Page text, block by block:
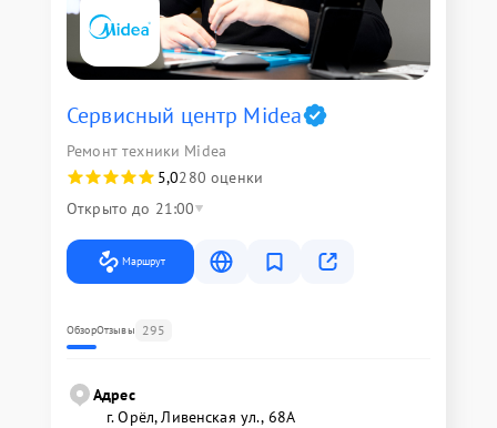
Сервисный центр Midea
Ремонт техники Midea
5,0280 оценки
Открыто до 21:00
Маршрут
ОбзорОтзывы 295
Адрес
г. Орёл, Ливенская ул., 68А